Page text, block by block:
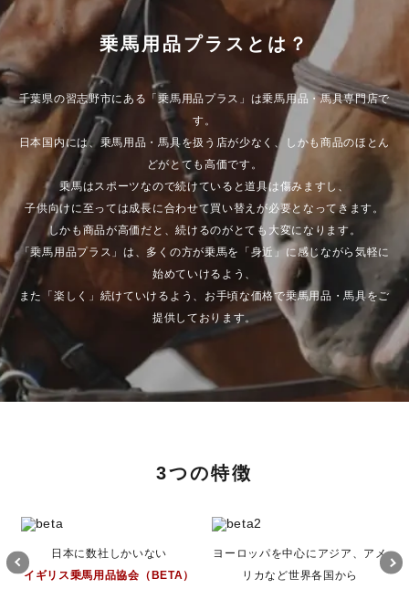
乗馬用品プラスとは？
千葉県の習志野市にある「乗馬用品プラス」は乗馬用品・馬具専門店で
す。
日本国内には、乗馬用品・馬具を扱う店が少なく、しかも商品のほとん
どがとても高価です。
乗馬はスポーツなので続けていると道具は傷みますし、
子供向けに至っては成長に合わせて買い替えが必要となってきます。
しかも商品が高価だと、続けるのがとても大変になります。
「乗馬用品プラス」は、多くの方が乗馬を「身近」に感じながら気軽に
始めていけるよう、
また「楽しく」続けていけるよう、お手頃な価格で乗馬用品・馬具をご
提供しております。
3つの特徴
日本に数社しかいない
イギリス乗馬用品協会（BETA）
ヨーロッパを中心にアジア、アメ
リカなど世界各国から